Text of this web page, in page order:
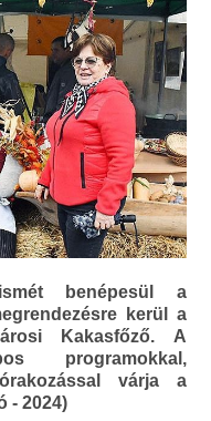
benépesül a
kerül a
Kakasfőző. A
programokkal,
várja a
- 2024)